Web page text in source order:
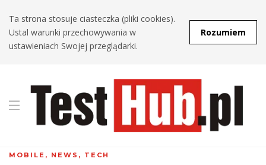
Ta strona stosuje ciasteczka (pliki cookies).
Ustal warunki przechowywania w
ustawieniach Swojej przeglądarki.
Rozumiem
MOBILE , NEWS , TECH